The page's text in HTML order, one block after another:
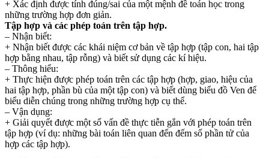
+ Xác định được tính đúng/sai của một mệnh đề toán học trong
những trường hợp đơn giản.
Tập hợp và các phép toán trên tập hợp.
– Nhận biết:
+ Nhận biết được các khái niệm cơ bản về tập hợp (tập con, hai tập
hợp bằng nhau, tập rỗng) và biết sử dụng các kí hiệu.
– Thông hiểu:
+ Thực hiện được phép toán trên các tập hợp (hợp, giao, hiệu của
hai tập hợp, phần bù của một tập con) và biết dùng biểu đồ Ven để
biểu diễn chúng trong những trường hợp cụ thể.
– Vận dụng:
+ Giải quyết được một số vấn đề thực tiễn gắn với phép toán trên
tập hợp (ví dụ: những bài toán liên quan đến đếm số phần tử của
hợp các tập hợp).